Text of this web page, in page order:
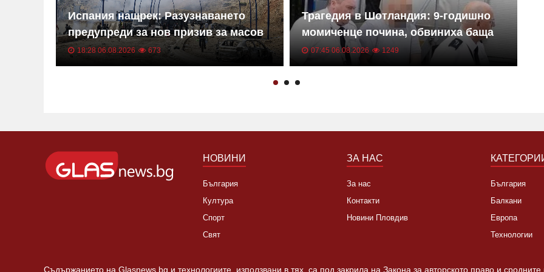
Испания нащрек: Разузнаването
предупреди за нов призив за масов
щурм на Сеута
18:28 06.08.2026 673
Трагедия в Шотландия: 9-годишно
момиченце почина, обвиниха баща
ѝ 07:45 06.08.2026 1249
НОВИНИ
България
Култура
Спорт
Свят
ЗА НАС
За нас
Контакти
Новини Пловдив
България
Балкани
Европа
Технологии
Съдържанието на Glasnews.bg и технологиите, използвани в тях, са под закрила на Закона за авторското право и